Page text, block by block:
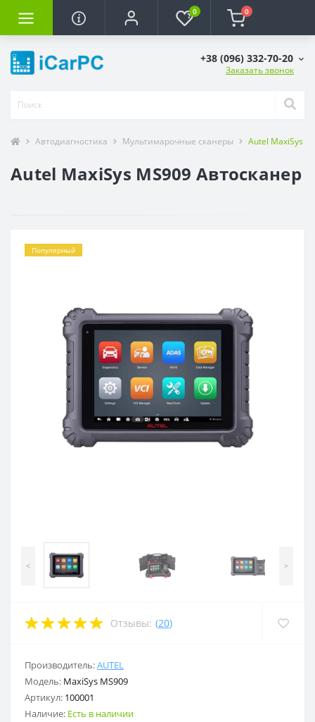
0 0
+38 (096) 332-70-20
Заказать звонок
Автодиагностика Мультимарочные сканеры Autel MaxiSys
Autel MaxiSys MS909 Автосканер
Популярный
< >
Отзывы: (20)
Производитель:AUTEL
Модель: MaxiSys MS909
Артикул: 100001
Наличие: Есть в наличии